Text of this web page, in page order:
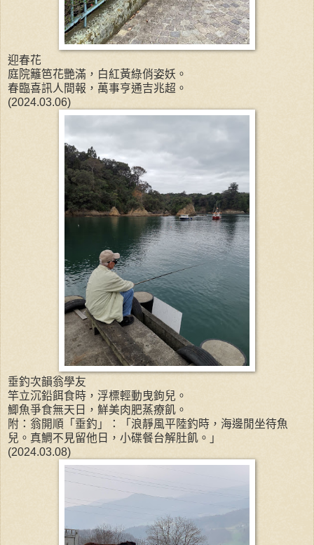
迎春花
庭院籬笆花艷滿，白紅黃綠俏姿妖。
春臨喜訊人間報，萬事亨通吉兆超。
(2024.03.06)
垂釣次韻翁學友
竿立沉鉛餌食時，浮標輕動曳鉤兒。
鯽魚爭食無天日，鮮美肉肥蒸療飢。
附：翁開順「垂釣」：「浪靜風平陸釣時，海邊閒坐待魚
兒。真鯛不見留他日，小碟餐台解肚飢。」
(2024.03.08)